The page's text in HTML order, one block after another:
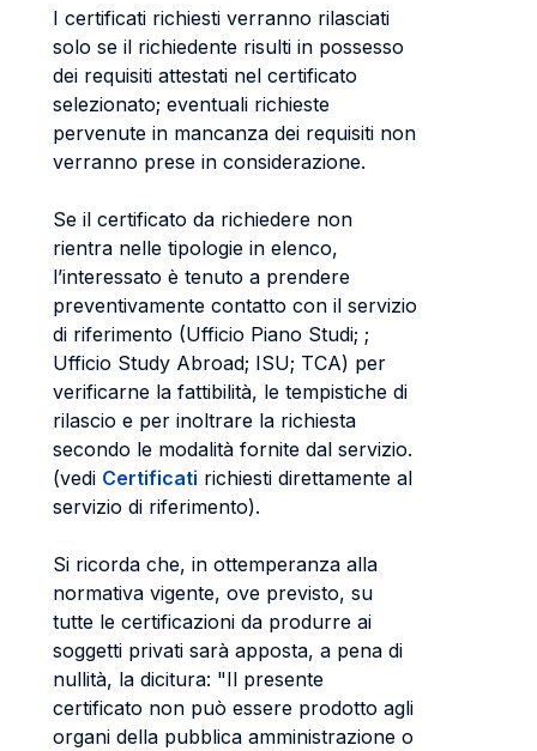
I certificati richiesti verranno rilasciati
solo se il richiedente risulti in possesso
dei requisiti attestati nel certificato
selezionato; eventuali richieste
pervenute in mancanza dei requisiti non
verranno prese in considerazione.
Se il certificato da richiedere non
rientra nelle tipologie in elenco,
l’interessato è tenuto a prendere
preventivamente contatto con il servizio
di riferimento (Ufficio Piano Studi; ;
Ufficio Study Abroad; ISU; TCA) per
verificarne la fattibilità, le tempistiche di
rilascio e per inoltrare la richiesta
secondo le modalità fornite dal servizio.
(vedi Certificati richiesti direttamente al
servizio di riferimento).
Si ricorda che, in ottemperanza alla
normativa vigente, ove previsto, su
tutte le certificazioni da produrre ai
soggetti privati sarà apposta, a pena di
nullità, la dicitura: "Il presente
certificato non può essere prodotto agli
organi della pubblica amministrazione o